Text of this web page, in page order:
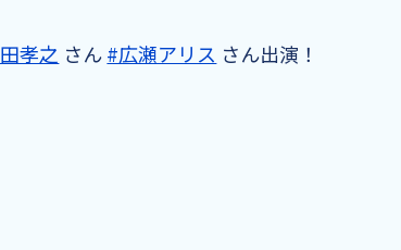
孝之 さん#広瀬アリス さん出演！